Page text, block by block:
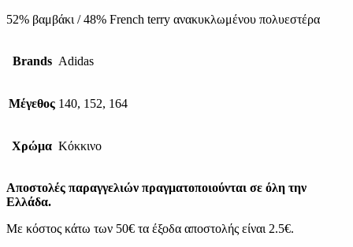
52% βαμβάκι / 48% French terry ανακυκλωμένου πολυεστέρα
Brands Adidas
Μέγεθος 140, 152, 164
Χρώμα Κόκκινο
Αποστολές παραγγελιών πραγματοποιούνται σε όλη την
Ελλάδα.
Με κόστος κάτω των 50€ τα έξοδα αποστολής είναι 2.5€.